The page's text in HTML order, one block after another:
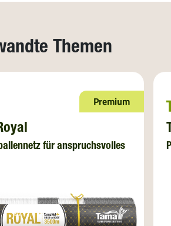
Themen
Premium
für anspruchsvolles